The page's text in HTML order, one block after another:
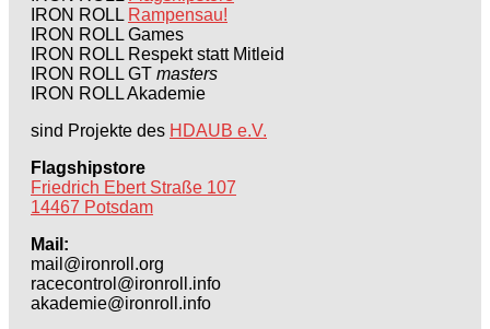
IRON ROLL Rampensau!
IRON ROLL Games
IRON ROLL Respekt statt Mitleid
IRON ROLL GT masters
IRON ROLL Akademie
sind Projekte des HDAUB e.V.
Flagshipstore
Friedrich Ebert Straße 107
14467 Potsdam
Mail:
mail@ironroll.org
racecontrol@ironroll.info
akademie@ironroll.info